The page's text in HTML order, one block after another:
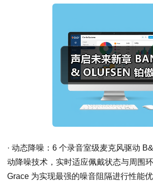
· 动态降噪：6 个录音室级麦克风驱动
动降噪技术，实时适应佩戴状态与周围
Grace 为实现最强的噪音阻隔进行性能